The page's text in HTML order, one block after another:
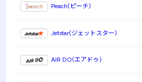
Peach(ピーチ)
Jetstar(ジェットスター)
AIR DO(エアドゥ)